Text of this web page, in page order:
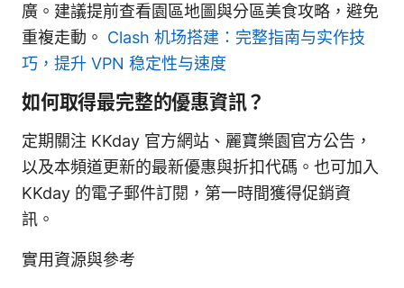
廣。建議提前查看園區地圖與分區美食攻略，避免
重複走動。 Clash 机场搭建：完整指南与实作技
巧，提升 VPN 稳定性与速度
如何取得最完整的優惠資訊？
定期關注 KKday 官方網站、麗寶樂園官方公告，
以及本頻道更新的最新優惠與折扣代碼。也可加入
KKday 的電子郵件訂閱，第一時間獲得促銷資
訊。
實用資源與參考